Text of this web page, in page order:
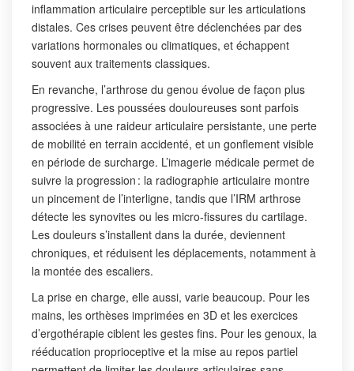
inflammation articulaire perceptible sur les articulations
distales. Ces crises peuvent être déclenchées par des
variations hormonales ou climatiques, et échappent
souvent aux traitements classiques.
En revanche, l’arthrose du genou évolue de façon plus
progressive. Les poussées douloureuses sont parfois
associées à une raideur articulaire persistante, une perte
de mobilité en terrain accidenté, et un gonflement visible
en période de surcharge. L’imagerie médicale permet de
suivre la progression : la radiographie articulaire montre
un pincement de l’interligne, tandis que l’IRM arthrose
détecte les synovites ou les micro-fissures du cartilage.
Les douleurs s’installent dans la durée, deviennent
chroniques, et réduisent les déplacements, notamment à
la montée des escaliers.
La prise en charge, elle aussi, varie beaucoup. Pour les
mains, les orthèses imprimées en 3D et les exercices
d’ergothérapie ciblent les gestes fins. Pour les genoux, la
rééducation proprioceptive et la mise au repos partiel